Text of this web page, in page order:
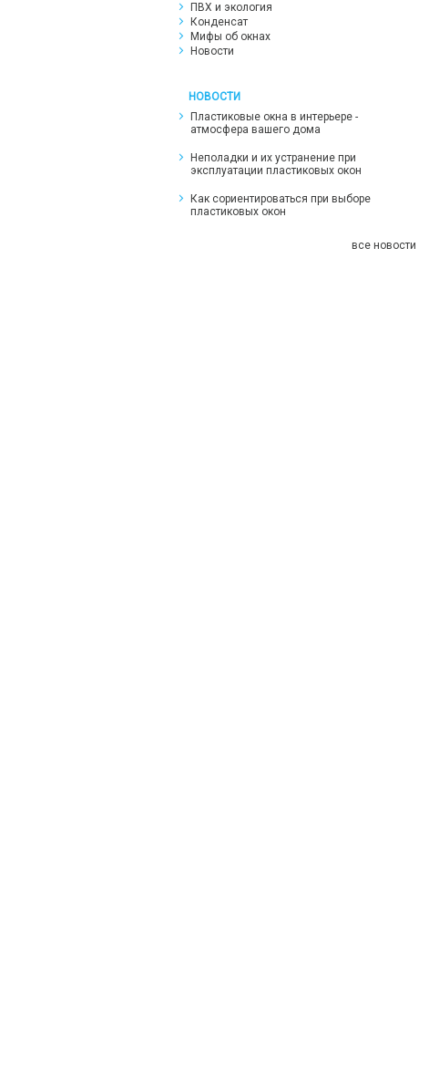
ПВХ и экология
Конденсат
Мифы об окнах
Новости
НОВОСТИ
Пластиковые окна в интерьере -
атмосфера вашего дома
Неполадки и их устранение при
эксплуатации пластиковых окон
Как сориентироваться при выборе
пластиковых окон
все новости